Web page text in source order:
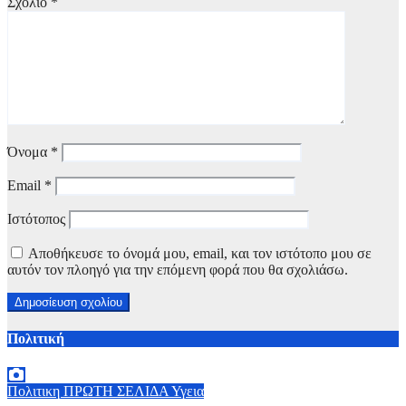
Όνομα *
Email *
Ιστότοπος
Αποθήκευσε το όνομά μου, email, και τον ιστότοπο μου σε
αυτόν τον πλοηγό για την επόμενη φορά που θα σχολιάσω.
Πολιτική
Πολιτικη ΠΡΩΤΗ ΣΕΛΙΔΑ Υγεια